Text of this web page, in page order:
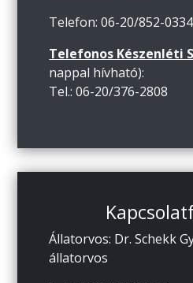
Telefon: 06-20/852-0334
Telefonos Készenléti
nappal hívható):
Tel.: 06-20/376-2808
Állatorvos: Dr. Schekk
állatorvos